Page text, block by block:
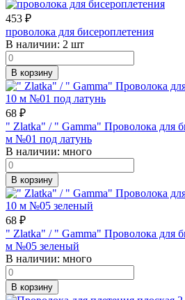
453 ₽
проволока для бисероплетения
В наличии: 2 шт
В корзину
68 ₽
" Zlatka" / " Gamma" Проволока для
м №01 под латунь
В наличии: много
В корзину
68 ₽
" Zlatka" / " Gamma" Проволока для
м №05 зеленый
В наличии: много
В корзину